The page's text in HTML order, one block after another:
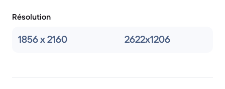
Résolution
1856 x 2160 2622x1206